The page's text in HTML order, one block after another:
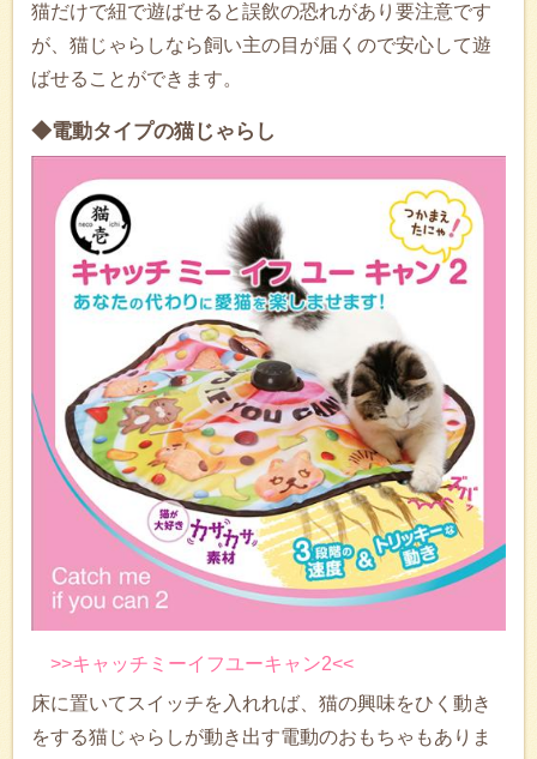
猫だけで紐で遊ばせると誤飲の恐れがあり要注意です
が、猫じゃらしなら飼い主の目が届くので安心して遊
ばせることができます。
◆電動タイプの猫じゃらし
>>キャッチミーイフユーキャン2<<
床に置いてスイッチを入れれば、猫の興味をひく動き
をする猫じゃらしが動き出す電動のおもちゃもありま